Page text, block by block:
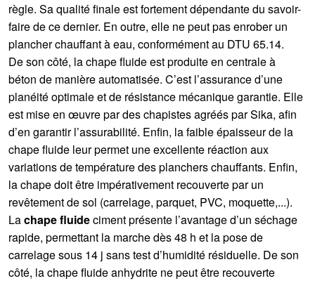
règle. Sa qualité finale est fortement dépendante du savoir-
faire de ce dernier. En outre, elle ne peut pas enrober un
plancher chauffant à eau, conformément au DTU 65.14.
De son côté, la chape fluide est produite en centrale à
béton de manière automatisée. C’est l’assurance d’une
planéité optimale et de résistance mécanique garantie. Elle
est mise en œuvre par des chapistes agréés par Sika, afin
d’en garantir l’assurabilité. Enfin, la faible épaisseur de la
chape fluide leur permet une excellente réaction aux
variations de température des planchers chauffants. Enfin,
la chape doit être impérativement recouverte par un
revêtement de sol (carrelage, parquet, PVC, moquette,...).
Lachape fluideciment présente l’avantage d’un séchage
rapide, permettant la marche dès 48 h et la pose de
carrelage sous 14 j sans test d’humidité résiduelle. De son
côté, la chape fluide anhydrite ne peut être recouverte